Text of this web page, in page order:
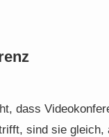
dass
sind sie